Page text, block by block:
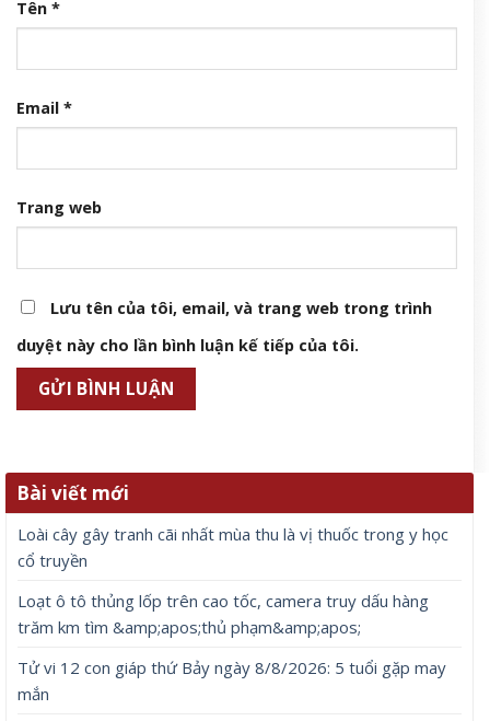
Tên *
Email *
Trang web
Lưu tên của tôi, email, và trang web trong trình
duyệt này cho lần bình luận kế tiếp của tôi.
Bài viết mới
Loài cây gây tranh cãi nhất mùa thu là vị thuốc trong y học
cổ truyền
Loạt ô tô thủng lốp trên cao tốc, camera truy dấu hàng
trăm km tìm &amp;apos;thủ phạm&amp;apos;
Tử vi 12 con giáp thứ Bảy ngày 8/8/2026: 5 tuổi gặp may
mắn